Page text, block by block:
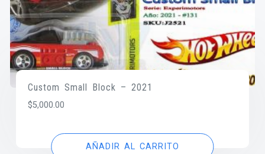
Custom Small Block – 2021
$5,000.00
AÑADIR AL CARRITO